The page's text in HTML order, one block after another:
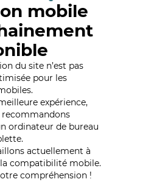
mobile
du site n’est pas
pour les
expérience,
recommandons
ordinateur de bureau
actuellement à
compatibilité mobile.
compréhension !